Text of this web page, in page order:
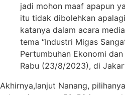
jadi mohon maaf apapun
itu tidak dibolehkan
katanya dalam acara
tema “Industri Migas
Pertumbuhan Ekonomi dan
Rabu (23/8/2023), di
Akhirnya,lanjut Nanang,